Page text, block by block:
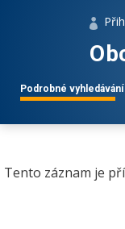
Podrobné vyhledávání
Tento záznam je